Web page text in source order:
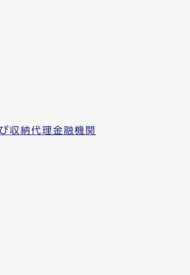
収納代理金融機関